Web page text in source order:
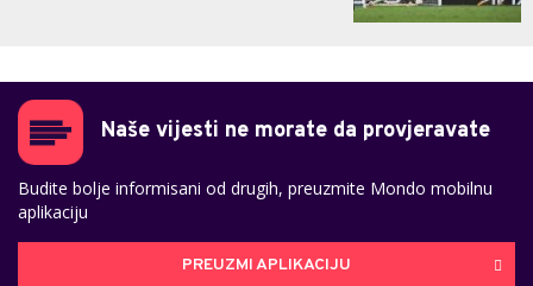
Naše vijesti ne morate da provjeravate
Budite bolje informisani od drugih, preuzmite Mondo mobilnu
aplikaciju
PREUZMI APLIKACIJU